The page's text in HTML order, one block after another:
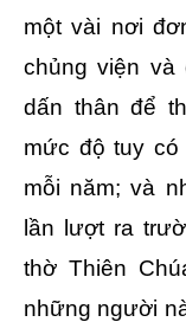
một vài nơi
chủng viện và
dấn thân để
mức độ tuy
mỗi năm; và
lần lượt ra
thờ Thiên
những người